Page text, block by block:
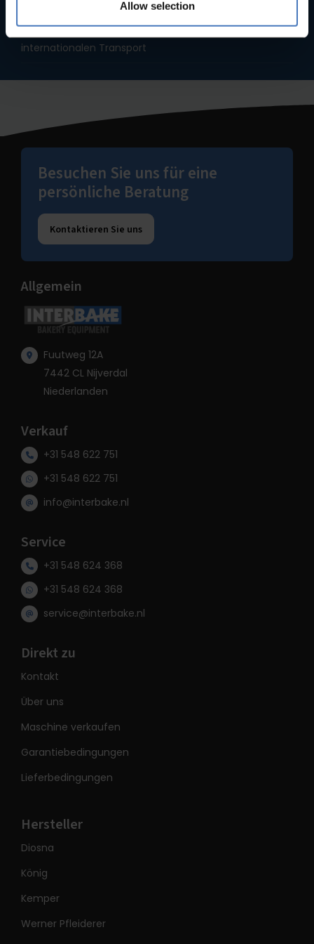
Allow selection
Schnelle Lieferzeiten
Schneller als eine Neubestellung, mit Erfahrung im
internationalen Transport
Besuchen Sie uns für eine
persönliche Beratung
Kontaktieren Sie uns
Allgemein
Fuutweg 12A
7442 CL Nijverdal
Niederlanden
Verkauf
+31 548 622 751
+31 548 622 751
info@interbake.nl
Service
+31 548 624 368
+31 548 624 368
service@interbake.nl
Direkt zu
Kontakt
Über uns
Maschine verkaufen
Garantiebedingungen
Lieferbedingungen
Hersteller
Diosna
König
Kemper
Werner Pfleiderer